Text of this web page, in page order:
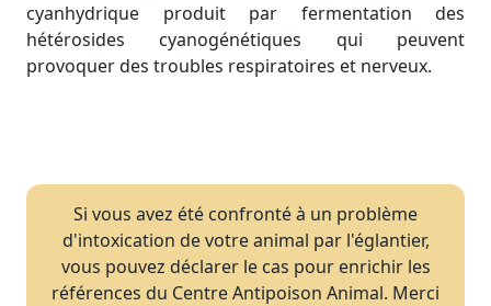
cyanhydrique produit par fermentation des
hétérosides cyanogénétiques qui peuvent
provoquer des troubles respiratoires et nerveux.
Si vous avez été confronté à un problème
d'intoxication de votre animal par l'églantier,
vous pouvez déclarer le cas pour enrichir les
références du Centre Antipoison Animal. Merci